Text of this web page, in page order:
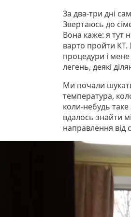
За два-три дні
Звертаюсь до
Вона каже: я тут
варто пройти КТ.
процедури і
легень, деякі
Ми почали
температура,
коли-небудь
вдалось знайти
направлення від